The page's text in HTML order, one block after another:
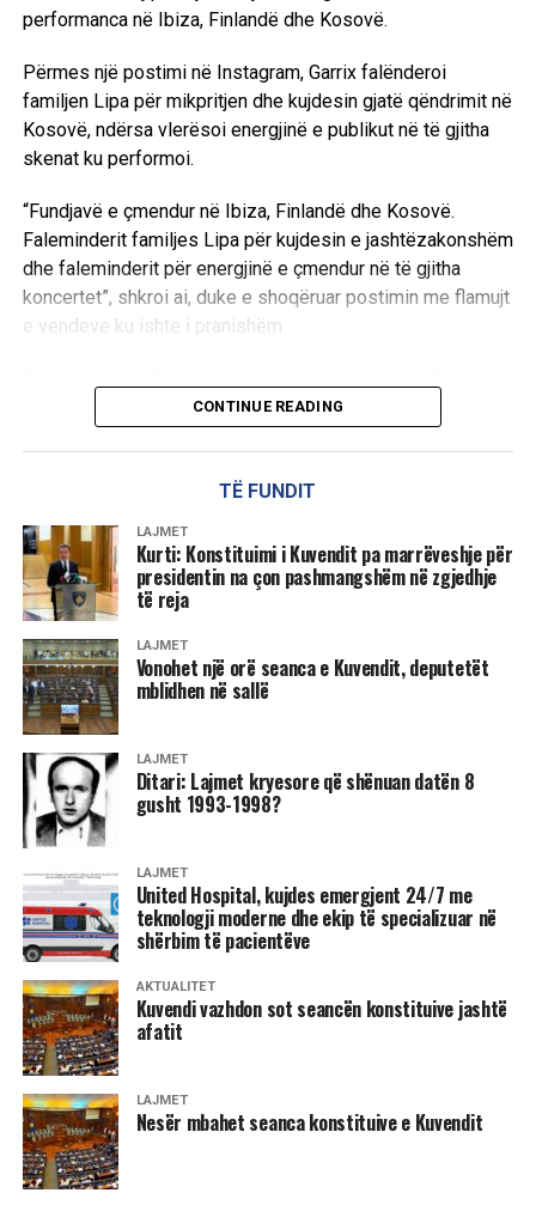
performanca në Ibiza, Finlandë dhe Kosovë.
Përmes një postimi në Instagram, Garrix falënderoi
familjen Lipa për mikpritjen dhe kujdesin gjatë qëndrimit në
Kosovë, ndërsa vlerësoi energjinë e publikut në të gjitha
skenat ku performoi.
“Fundjavë e çmendur në Ibiza, Finlandë dhe Kosovë.
Faleminderit familjes Lipa për kujdesin e jashtëzakonshëm
dhe faleminderit për energjinë e çmendur në të gjitha
koncertet”, shkroi ai, duke e shoqëruar postimin me flamujt
e vendeve ku ishte i pranishëm.
të veçantë artistike, ku një prej emrave më të mëdhenj të
CONTINUE READING
TË FUNDIT
LAJMET
Kurti: Konstituimi i Kuvendit pa marrëveshje për
presidentin na çon pashmangshëm në zgjedhje
të reja
LAJMET
Vonohet një orë seanca e Kuvendit, deputetët
mblidhen në sallë
LAJMET
Ditari: Lajmet kryesore që shënuan datën 8
gusht 1993-1998?
LAJMET
United Hospital, kujdes emergjent 24/7 me
teknologji moderne dhe ekip të specializuar në
shërbim të pacientëve
AKTUALITET
Kuvendi vazhdon sot seancën konstituive jashtë
afatit
LAJMET
Nesër mbahet seanca konstituive e Kuvendit